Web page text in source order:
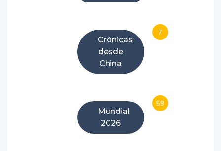
Crónicas
desde
China
7
Mundial
2026
59